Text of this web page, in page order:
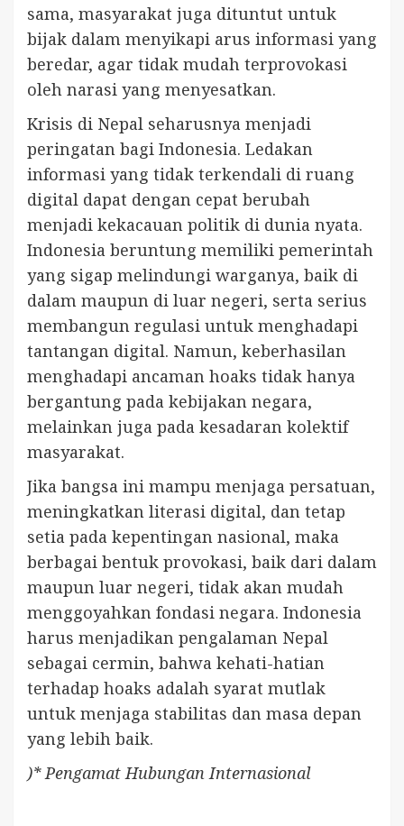
sama, masyarakat juga dituntut untuk
bijak dalam menyikapi arus informasi yang
beredar, agar tidak mudah terprovokasi
oleh narasi yang menyesatkan.
Krisis di Nepal seharusnya menjadi
peringatan bagi Indonesia. Ledakan
informasi yang tidak terkendali di ruang
digital dapat dengan cepat berubah
menjadi kekacauan politik di dunia nyata.
Indonesia beruntung memiliki pemerintah
yang sigap melindungi warganya, baik di
dalam maupun di luar negeri, serta serius
membangun regulasi untuk menghadapi
tantangan digital. Namun, keberhasilan
menghadapi ancaman hoaks tidak hanya
bergantung pada kebijakan negara,
melainkan juga pada kesadaran kolektif
masyarakat.
Jika bangsa ini mampu menjaga persatuan,
meningkatkan literasi digital, dan tetap
setia pada kepentingan nasional, maka
berbagai bentuk provokasi, baik dari dalam
maupun luar negeri, tidak akan mudah
menggoyahkan fondasi negara. Indonesia
harus menjadikan pengalaman Nepal
sebagai cermin, bahwa kehati-hatian
terhadap hoaks adalah syarat mutlak
untuk menjaga stabilitas dan masa depan
yang lebih baik.
)* Pengamat Hubungan Internasional